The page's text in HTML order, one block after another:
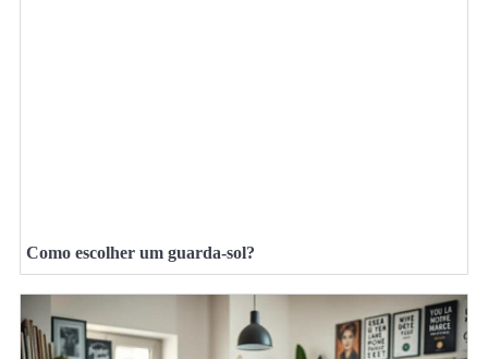
Como escolher um guarda-sol?